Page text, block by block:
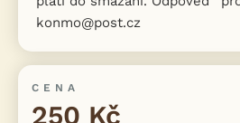
konmo@post.cz
CENA
250 Kč